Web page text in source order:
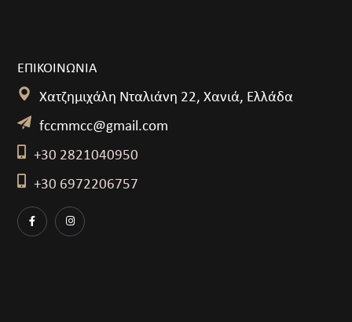
ΕΠΙΚΟΙΝΩΝΙΑ
Χατζημιχάλη Νταλιάνη 22, Χανιά, Ελλάδα
fccmmcc@gmail.com
+30 2821040950
+30 6972206757